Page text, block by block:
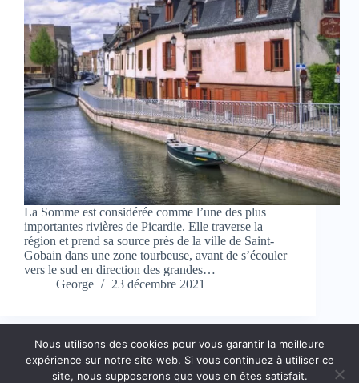
La Somme est considérée comme l’une des plus
importantes rivières de Picardie. Elle traverse la
région et prend sa source près de la ville de Saint-
Gobain dans une zone tourbeuse, avant de s’écouler
vers le sud en direction des grandes…
George
23 décembre 2021
Copyright © 2026 Trésors Picards
Nous utilisons des cookies pour vous garantir la meilleure
expérience sur notre site web. Si vous continuez à utiliser ce
site, nous supposerons que vous en êtes satisfait.